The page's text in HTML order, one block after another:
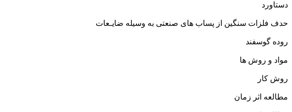
دستاورد
حدف فلزات سنگین از پساب های صنعتی به وسیله ضایـعات
روده گوسفند
مواد و روش ها
روش کار
مطالعه اثر زمان